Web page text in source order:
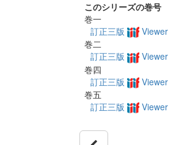
このシリーズの巻号
巻一
訂正三版
Viewer
巻二
訂正三版
Viewer
巻四
訂正三版
Viewer
巻五
訂正三版
Viewer